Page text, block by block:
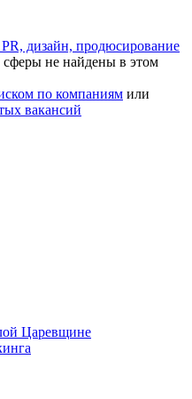
дизайн, продюсирование
не найдены в этом
по компаниям или
вакансий
Царевщине